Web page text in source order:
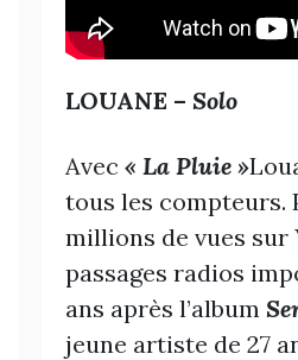
LOUANE – Solo
Avec « La Pluie »
tous les compteurs.
millions de vues sur
passages radios
ans après l’album
jeune artiste de 27